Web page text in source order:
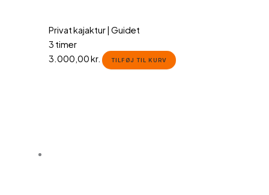
Privat kajaktur | Guidet
3 timer
3.000,00kr. TILFØJ TIL KURV